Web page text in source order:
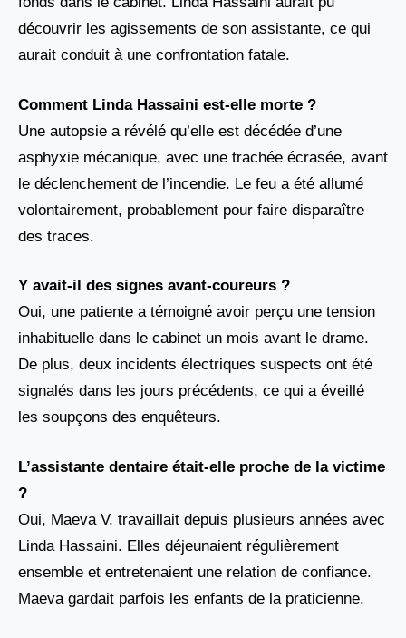
découvrir les agissements de son assistante, ce qui
aurait conduit à une confrontation fatale.
Comment Linda Hassaini est-elle morte ?
Une autopsie a révélé qu’elle est décédée d’une
asphyxie mécanique, avec une trachée écrasée, avant
le déclenchement de l’incendie. Le feu a été allumé
volontairement, probablement pour faire disparaître
des traces.
Y avait-il des signes avant-coureurs ?
Oui, une patiente a témoigné avoir perçu une tension
inhabituelle dans le cabinet un mois avant le drame.
De plus, deux incidents électriques suspects ont été
signalés dans les jours précédents, ce qui a éveillé
les soupçons des enquêteurs.
L’assistante dentaire était-elle proche de la victime
?
Oui, Maeva V. travaillait depuis plusieurs années avec
Linda Hassaini. Elles déjeunaient régulièrement
ensemble et entretenaient une relation de confiance.
Maeva gardait parfois les enfants de la praticienne.